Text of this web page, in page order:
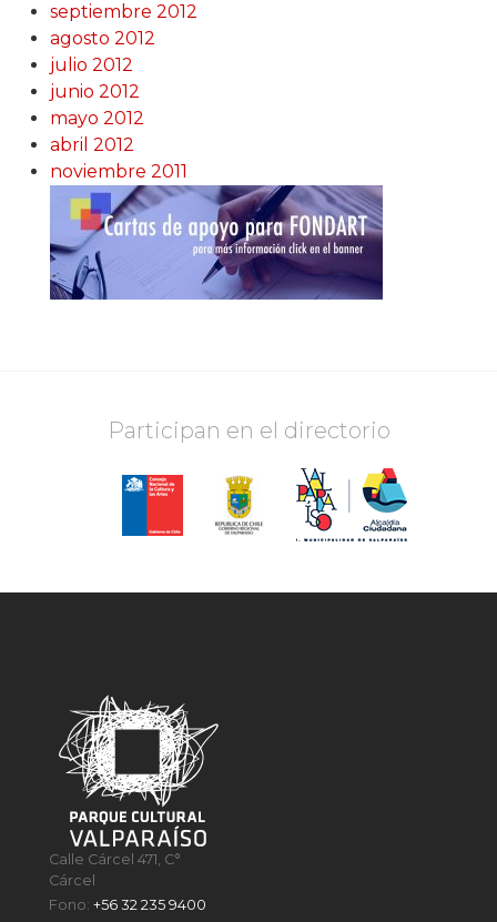
septiembre 2012
agosto 2012
julio 2012
junio 2012
mayo 2012
abril 2012
noviembre 2011
Participan en el directorio
Calle Cárcel 471, C°
Cárcel
Fono:+56 32 235 9400